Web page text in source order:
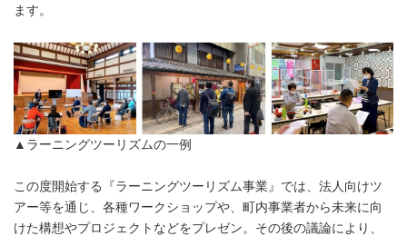
ます。
▲ラーニングツーリズムの一例
この度開始する『ラーニングツーリズム事業』では、法人向けツ
アー等を通じ、各種ワークショップや、町内事業者から未来に向
けた構想やプロジェクトなどをプレゼン。その後の議論により、